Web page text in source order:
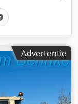
Advertentie